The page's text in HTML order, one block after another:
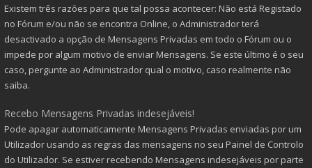
Existem três razões para que tal possa acontecer: Não está Registado
no Fórum e/ou não se encontra Online, o Administrador terá
desactivado a opção de Mensagens Privadas em todo o Fórum ou o
impede por algum motivo de enviar Mensagens. Se este último é o seu
caso, pergunte ao Administrador qual o motivo, caso realmente não
saiba.
Recebo Mensagens Privadas indesejáveis!
Pode apagar automaticamente Mensagens Privadas enviadas por um
Utilizador usando as regras das mensagens no seu Painel de Controlo
do Utilizador. Se estiver recebendo Mensagens indesejáveis por parte